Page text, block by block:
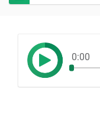
0:00